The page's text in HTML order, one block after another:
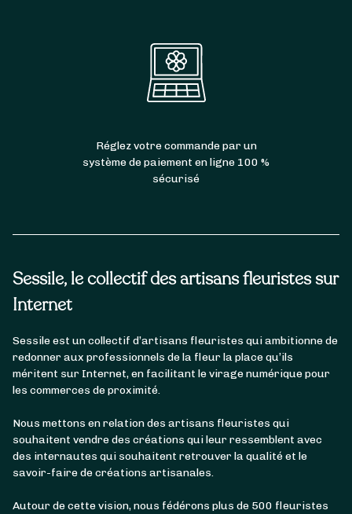
Sessile, le collectif des artisans fleuristes sur
Internet
Sessile est un collectif d’artisans fleuristes qui ambitionne de
redonner aux professionnels de la fleur la place qu’ils
méritent sur Internet, en facilitant le virage numérique pour
les commerces de proximité.
Nous mettons en relation des artisans fleuristes qui
souhaitent vendre des créations qui leur ressemblent avec
des internautes qui souhaitent retrouver la qualité et le
savoir-faire de créations artisanales.
Autour de cette vision, nous fédérons plus de 500 fleuristes
Réglez votre commande par un
système de paiement en ligne 100 %
sécurisé